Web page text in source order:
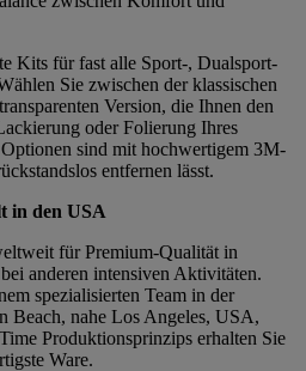
Kits für fast alle Sport-, Dualsport-
Sie zwischen der klassischen
Version, die Ihnen den
oder Folierung Ihres
sind mit hochwertigem 3M-
entfernen lässt.
in den USA
für Premium-Qualität in
anderen intensiven Aktivitäten.
spezialisierten Team in der
Beach, nahe Los Angeles, USA,
Produktionsprinzips erhalten Sie
Ware.